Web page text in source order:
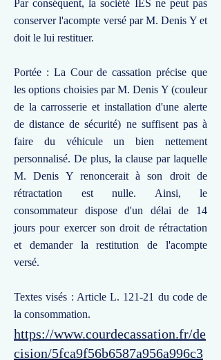
Par conséquent, la société IES ne peut pas
conserver l'acompte versé par M. Denis Y et
doit le lui restituer.
Portée : La Cour de cassation précise que
les options choisies par M. Denis Y (couleur
de la carrosserie et installation d'une alerte
de distance de sécurité) ne suffisent pas à
faire du véhicule un bien nettement
personnalisé. De plus, la clause par laquelle
M. Denis Y renoncerait à son droit de
rétractation est nulle. Ainsi, le
consommateur dispose d'un délai de 14
jours pour exercer son droit de rétractation
et demander la restitution de l'acompte
versé.
Textes visés : Article L. 121-21 du code de
la consommation.
https://www.courdecassation.fr/de
cision/5fca9f56b6587a956a996c3